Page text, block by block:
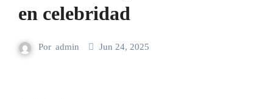
en celebridad
Por admin Jun 24, 2025